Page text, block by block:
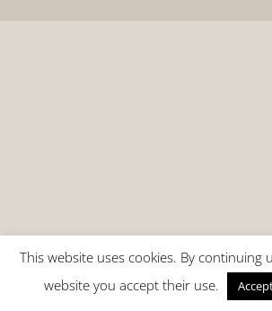
This website uses cookies. By continuing
website you accept their use.